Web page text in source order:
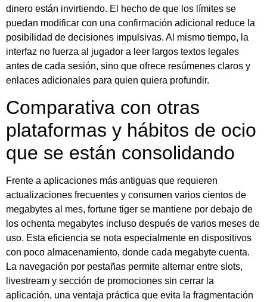
dinero están invirtiendo. El hecho de que los límites se
puedan modificar con una confirmación adicional reduce la
posibilidad de decisiones impulsivas. Al mismo tiempo, la
interfaz no fuerza al jugador a leer largos textos legales
antes de cada sesión, sino que ofrece resúmenes claros y
enlaces adicionales para quien quiera profundir.
Comparativa con otras
plataformas y hábitos de ocio
que se están consolidando
Frente a aplicaciones más antiguas que requieren
actualizaciones frecuentes y consumen varios cientos de
megabytes al mes, fortune tiger se mantiene por debajo de
los ochenta megabytes incluso después de varios meses de
uso. Esta eficiencia se nota especialmente en dispositivos
con poco almacenamiento, donde cada megabyte cuenta.
La navegación por pestañas permite alternar entre slots,
livestream y sección de promociones sin cerrar la
aplicación, una ventaja práctica que evita la fragmentación